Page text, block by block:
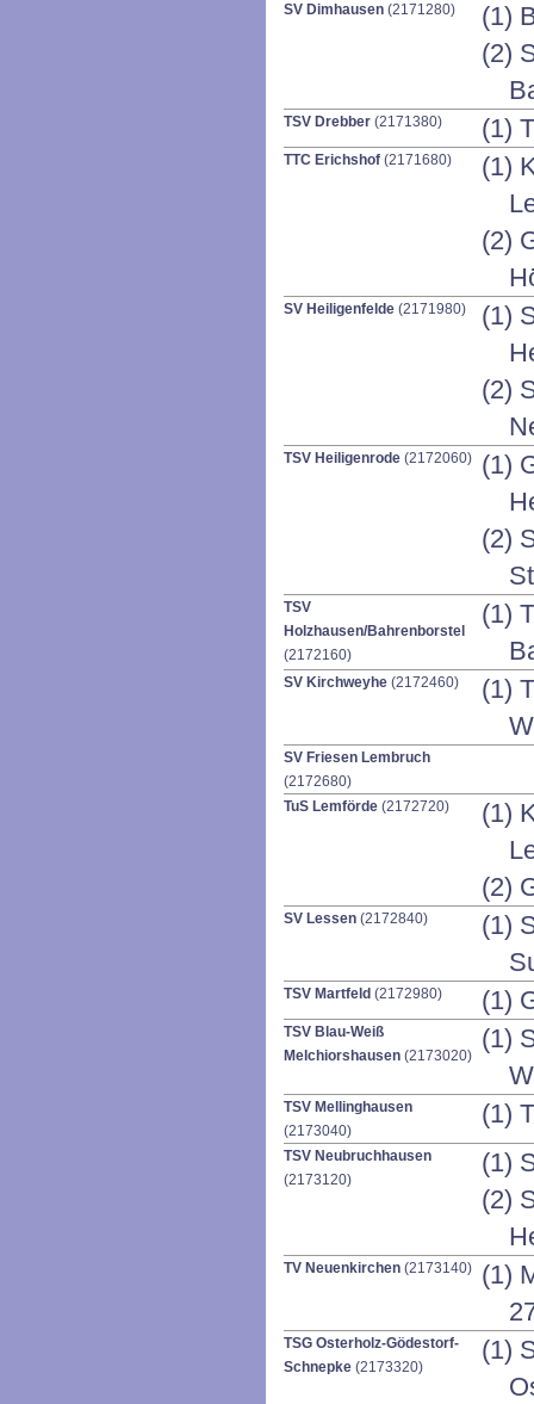
SV Dimhausen (2171280)
(1)
(2)
TSV Drebber (2171380) (1)
TTC Erichshof (2171680)
(1)
(2)
SV Heiligenfelde (2171980)
(1)
(2)
TSV Heiligenrode (2172060)
(1)
(2)
TSV
Holzhausen/Bahrenborstel
(2172160)
(1)
SV Kirchweyhe (2172460)
(1)
SV Friesen Lembruch
(2172680)
TuS Lemförde (2172720)
(1)
(2)
SV Lessen (2172840)
(1)
TSV Martfeld (2172980) (1)
TSV Blau-Weiß
Melchiorshausen (2173020)
(1)
TSV Mellinghausen
(2173040)
(1)
TSV Neubruchhausen
(2173120)
(1)
(2)
TV Neuenkirchen (2173140)
(1)
TSG Osterholz-Gödestorf-
Schnepke (2173320)
(1)